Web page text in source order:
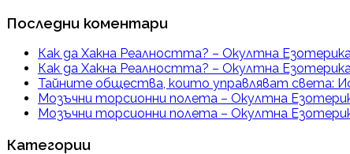
Последни коментари
Как да Хакна Реалността? – Окултна
Как да Хакна Реалността? – Окултна
Тайните общества, които управляват света:
Мозъчни торсионни полета – Окултна
Мозъчни торсионни полета – Окултна
Категории